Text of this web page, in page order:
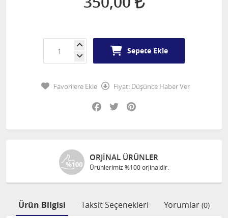
Sepete Ekle
Favorilere Ekle
Fiyatı Düşünce Haber Ver
Facebook
Twitter
ORJINAL ÜRÜNLER
Ürünlerimiz %100 orjinaldir.
Ürün Bilgisi Taksit Seçenekleri Yorumlar (0)